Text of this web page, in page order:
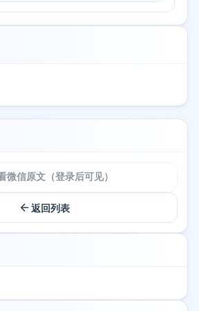
微信原文（登录后可见）
返回列表